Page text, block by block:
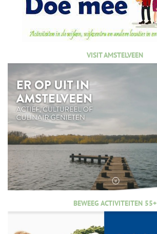
VISIT AMSTELVEEN
BEWEEG ACTIVITEITEN 55+